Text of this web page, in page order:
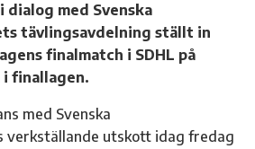
dialog med Svenska
tävlingsavdelning ställt in
finalmatch i SDHL på
i finallagen.
med Svenska
verkställande utskott idag fredag